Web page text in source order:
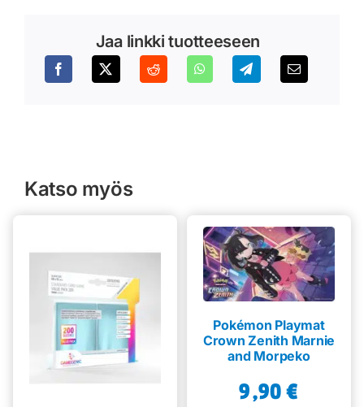
Jaa linkki tuotteeseen
Katso myös
Pokémon Playmat
Crown Zenith Marnie
and Morpeko
9,90€